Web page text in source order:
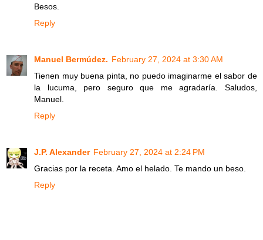
Besos.
Reply
Manuel Bermúdez. February 27, 2024 at 3:30 AM
Tienen muy buena pinta, no puedo imaginarme el sabor de
la lucuma, pero seguro que me agradaría. Saludos,
Manuel.
Reply
J.P. Alexander February 27, 2024 at 2:24 PM
Gracias por la receta. Amo el helado. Te mando un beso.
Reply